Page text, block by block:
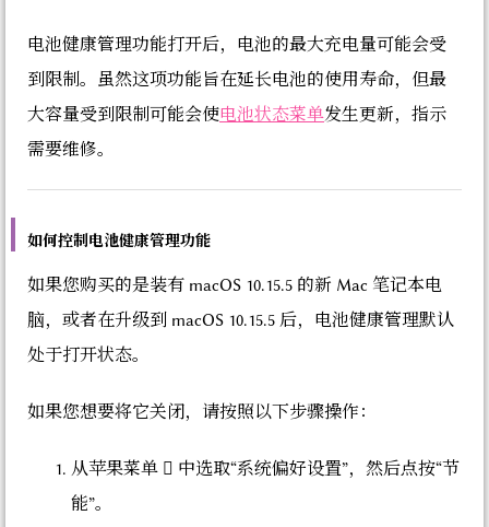
电池健康管理功能打开后，电池的最大充电量可能会受
到限制。虽然这项功能旨在延长电池的使用寿命，但最
大容量受到限制可能会使电池状态菜单发生更新，指示
需要维修。
如何控制电池健康管理功能
如果您购买的是装有 macOS 10.15.5 的新 Mac 笔记本电
脑，或者在升级到 macOS 10.15.5 后，电池健康管理默认
处于打开状态。
如果您想要将它关闭，请按照以下步骤操作：
从苹果菜单  中选取“系统偏好设置”，然后点按“节
能”。